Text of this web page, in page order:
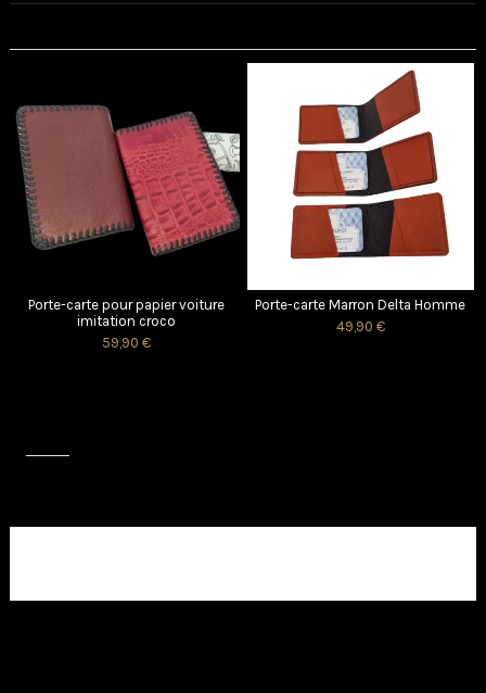
Porte-carte pour papier voiture
imitation croco
59,90 €
Porte-carte Marron Delta Homme
49,90 €